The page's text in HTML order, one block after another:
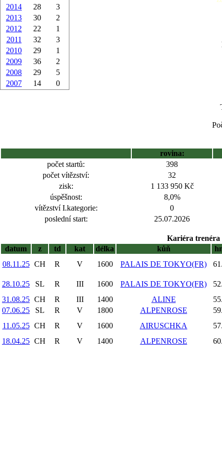
2014
28
3
2013
30
2
2012
22
1
2011
32
3
2010
29
1
2009
36
2
2008
29
5
2007
14 0
rovina:
počet startů:
398
počet vítězství:
32
zisk:
1 133 950 Kč
úspěšnost:
8,0%
vítězství I.kategorie:
0
poslední start:
25.07.2026
Kariéra trenéra
datum
z td kat délka kůň
08.11.25 CH R V 1600 PALAIS DE TOKYO(FR)
28.10.25 SL R III 1600 PALAIS DE TOKYO(FR)
31.08.25 CH R III 1400 ALINE
07.06.25
SL R V 1800 ALPENROSE
11.05.25 CH R V 1600 AIRUSCHKA
18.04.25 CH R V 1400 ALPENROSE